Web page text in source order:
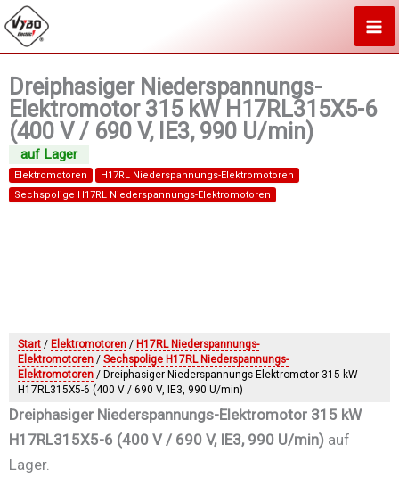
Zum
Inhalt
Dreiphasiger Niederspannungs-
Elektromotor 315 kW H17RL315X5-6
(400 V / 690 V, IE3, 990 U/min)
Elektromotoren
H17RL Niederspannungs-Elektromotoren
Sechspolige H17RL Niederspannungs-Elektromotoren
Start / Elektromotoren / H17RL Niederspannungs-
Elektromotoren / Sechspolige H17RL Niederspannungs-
Elektromotoren / Dreiphasiger Niederspannungs-Elektromotor 315 kW
H17RL315X5-6 (400 V / 690 V, IE3, 990 U/min)
Dreiphasiger Niederspannungs-Elektromotor 315 kW
H17RL315X5-6 (400 V / 690 V, IE3, 990 U/min) auf
Lager.